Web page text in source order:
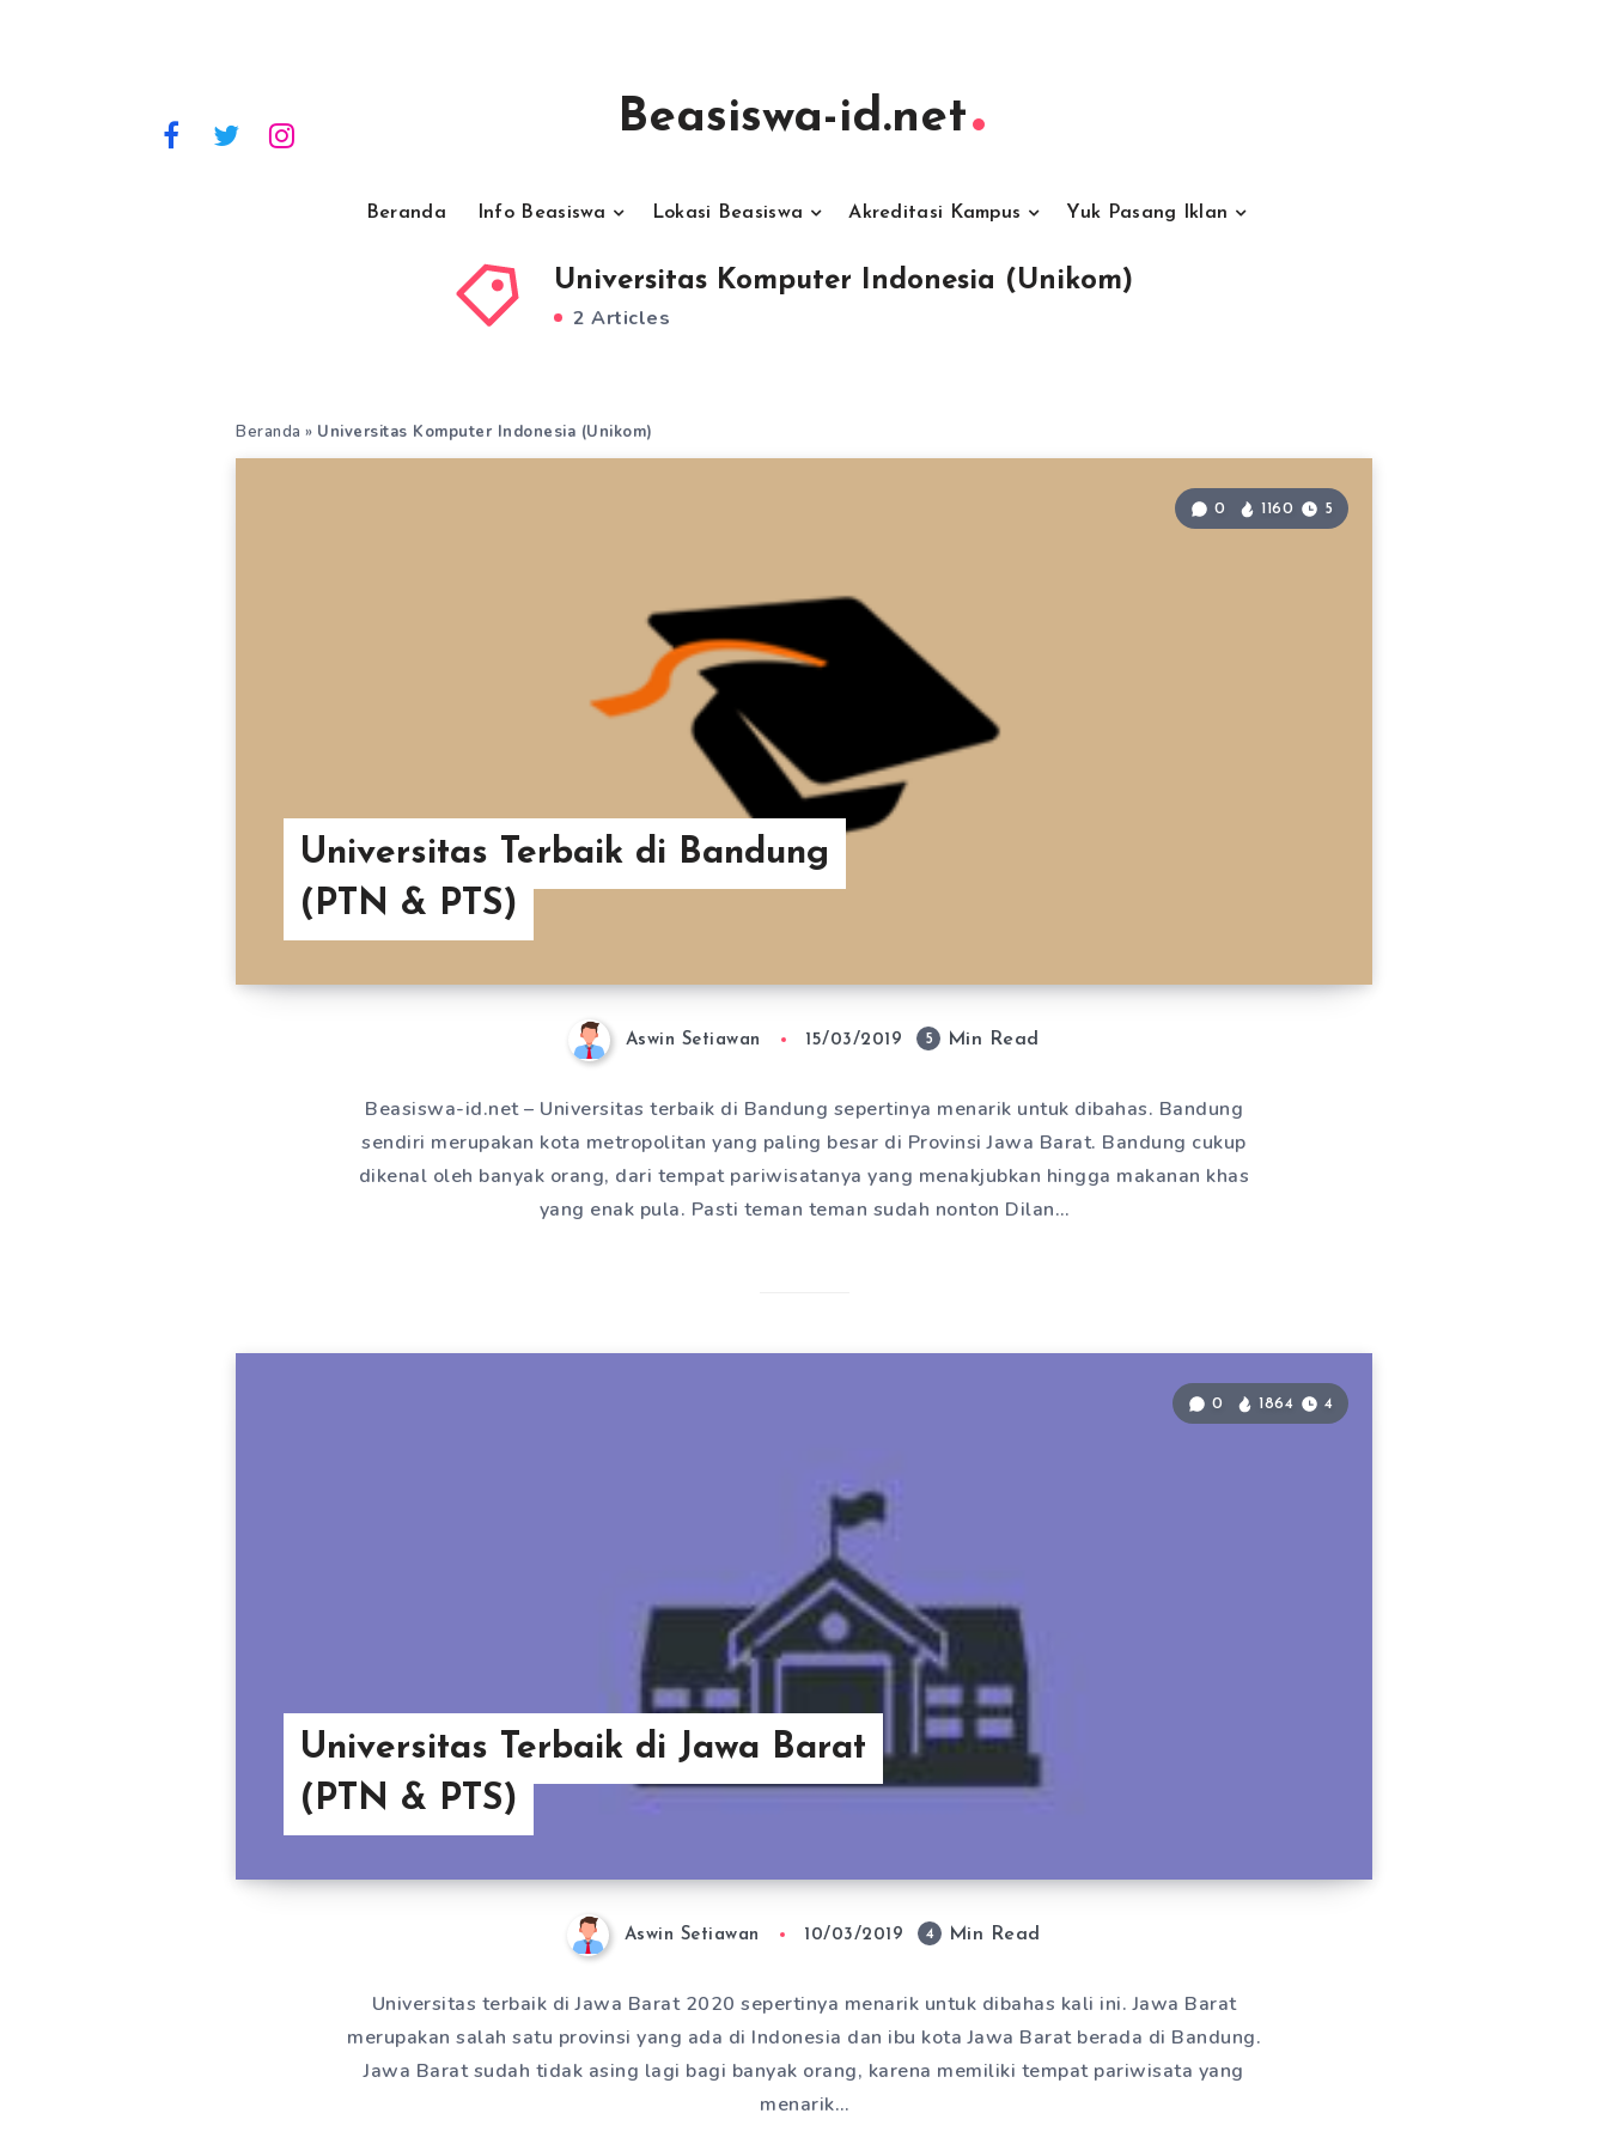
Beasiswa-id.net
Beranda Info Beasiswa Lokasi Beasiswa Akreditasi Kampus Yuk Pasang Iklan
Universitas Komputer Indonesia (Unikom)
2 Articles
Beranda » Universitas Komputer Indonesia (Unikom)
Universitas Terbaik di Bandung
(PTN & PTS)
0 1160 5
Aswin Setiawan 15/03/2019 5 Min Read
Beasiswa-id.net – Universitas terbaik di Bandung sepertinya menarik untuk dibahas. Bandung
sendiri merupakan kota metropolitan yang paling besar di Provinsi Jawa Barat. Bandung cukup
dikenal oleh banyak orang, dari tempat pariwisatanya yang menakjubkan hingga makanan khas
yang enak pula. Pasti teman teman sudah nonton Dilan…
Universitas Terbaik di Jawa Barat
(PTN & PTS)
0 1864 4
Aswin Setiawan 10/03/2019 4 Min Read
Universitas terbaik di Jawa Barat 2020 sepertinya menarik untuk dibahas kali ini. Jawa Barat
merupakan salah satu provinsi yang ada di Indonesia dan ibu kota Jawa Barat berada di Bandung.
Jawa Barat sudah tidak asing lagi bagi banyak orang, karena memiliki tempat pariwisata yang
menarik…